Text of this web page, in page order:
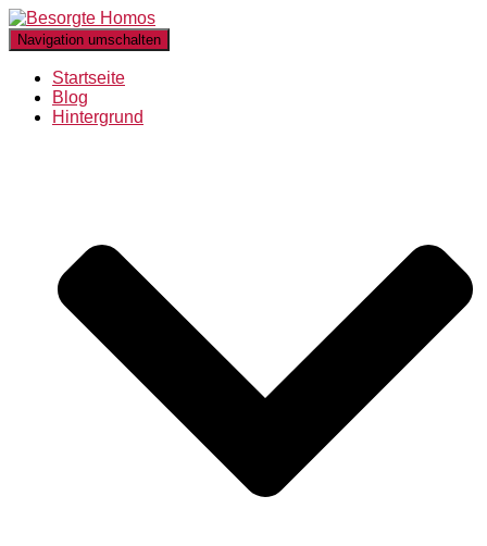
Navigation umschalten
Startseite
Blog
Hintergrund